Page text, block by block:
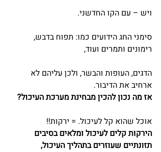
ויש – עם הקו החדשני.
סימני החג הידועים כמו: תפוח בדבש,
רימונים ותמרים ועוד,
הדגים, העופות והבשר, ולכן עליהם לא
ארחיב את הדיבור.
אז מה נכון להכין מבחינת מערכת העיכול?
אוכל שהוא קל לעיכול. = ירקות!!
הירקות קלים לעיכול ומלאים בסיבים
תזונתיים שעוזרים בתהליך העיכול,